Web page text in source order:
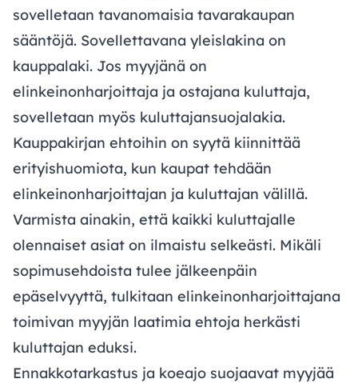
sovelletaan tavanomaisia tavarakaupan
sääntöjä. Sovellettavana yleislakina on
kauppalaki. Jos myyjänä on
elinkeinonharjoittaja ja ostajana kuluttaja,
sovelletaan myös kuluttajansuojalakia.
Kauppakirjan ehtoihin on syytä kiinnittää
erityishuomiota, kun kaupat tehdään
elinkeinonharjoittajan ja kuluttajan välillä.
Varmista ainakin, että kaikki kuluttajalle
olennaiset asiat on ilmaistu selkeästi. Mikäli
sopimusehdoista tulee jälkeenpäin
epäselvyyttä, tulkitaan elinkeinonharjoittajana
toimivan myyjän laatimia ehtoja herkästi
kuluttajan eduksi.
Ennakkotarkastus ja koeajo suojaavat myyjää